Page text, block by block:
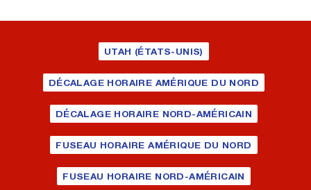
UTAH (ÉTATS-UNIS)
DÉCALAGE HORAIRE AMÉRIQUE DU NORD
DÉCALAGE HORAIRE NORD-AMÉRICAIN
FUSEAU HORAIRE AMÉRIQUE DU NORD
FUSEAU HORAIRE NORD-AMÉRICAIN